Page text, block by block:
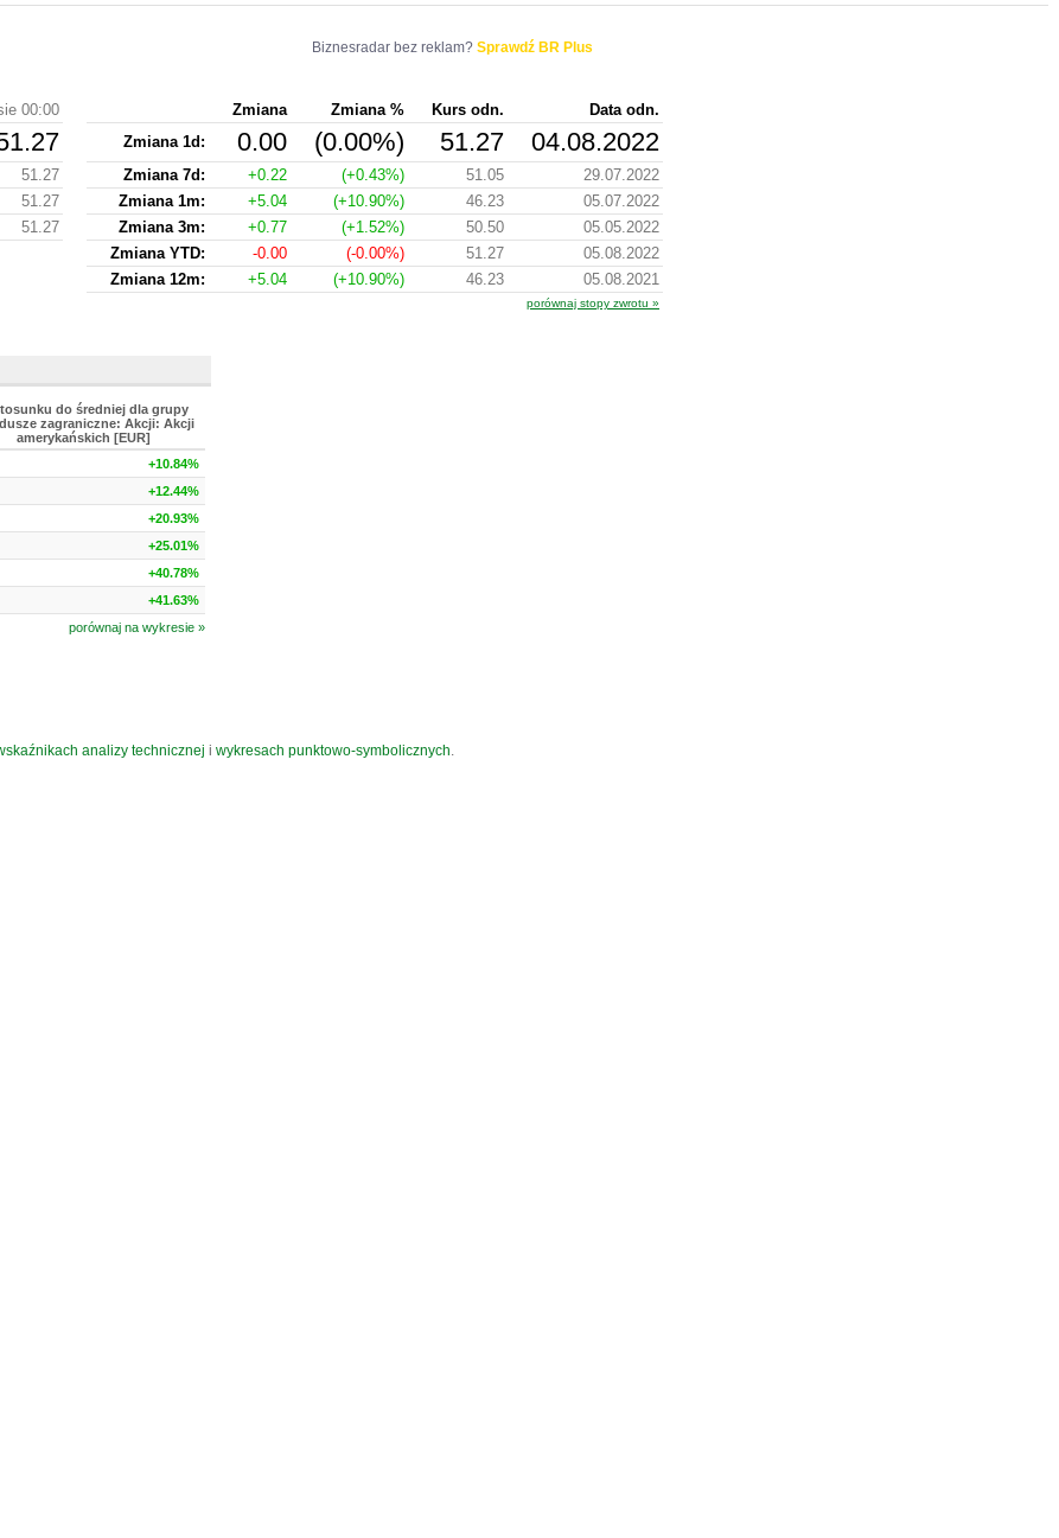
Biznesradar bez reklam? Sprawdź BR Plus
00:00
51.27
51.27
51.27
Zmiana Zmiana % Kurs odn.
Data odn.
Zmiana 1d:
0.00 (0.00%) 51.27 04.08.2022
Zmiana 7d: +0.22 (+0.43%) 51.05
29.07.2022
Zmiana 1m:
+5.04 (+10.90%) 46.23
05.07.2022
Zmiana 3m:
+0.77 (+1.52%) 50.50
05.05.2022
Zmiana YTD:
-0.00 (-0.00%) 51.27
05.08.2022
Zmiana 12m:
+5.04 (+10.90%) 46.23 05.08.2021
porównaj stopy zwrotu »
do średniej dla grupy
zagraniczne: Akcji: Akcji
amerykańskich [EUR]
+10.84%
+12.44%
+20.93%
+25.01%
+40.78%
+41.63%
porównaj na wykresie »
analizy technicznej i wykresach punktowo-symbolicznych.